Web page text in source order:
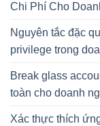
Chi Phí Cho
Nguyên tắc đặc
privilege trong
Break glass
toàn cho doanh
Xác thực thích